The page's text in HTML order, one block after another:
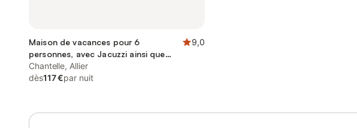
Maison de vacances pour 6
personnes, avec Jacuzzi ainsi que
Terrasse et Jardin
9,0
Chantelle, Allier
dès117 €par nuit